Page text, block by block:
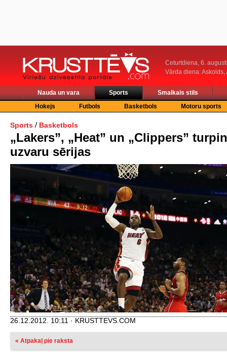
Ceturtdiena, 6.
Vārda diena: Askolds,
Nauda un vara Sports
Smalkais stils
Hokejs
Futbols Basketbols Motoru sports
Sports / Basketbols
„Lakers”, „Heat” un „Clippers”
uzvaru sērijas
26.12.2012. 10:11 · KRUSTTEVS.COM
« Atpakaļ pie raksta